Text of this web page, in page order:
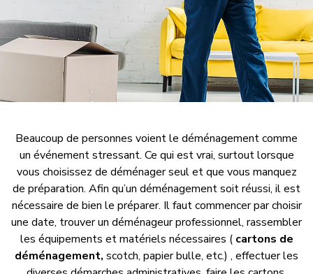
Beaucoup de personnes voient le déménagement comme
un événement stressant. Ce qui est vrai, surtout lorsque
vous choisissez de déménager seul et que vous manquez
de préparation. Afin qu’un déménagement soit réussi, il est
nécessaire de bien le préparer. Il faut commencer par choisir
une date, trouver un déménageur professionnel, rassembler
les équipements et matériels nécessaires ( cartons de
déménagement, scotch, papier bulle, etc.) , effectuer les